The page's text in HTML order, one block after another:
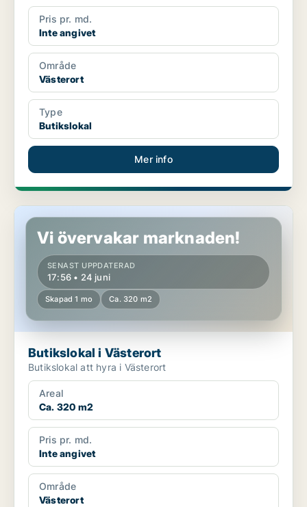
Pris pr. md.
Inte angivet
Område
Västerort
Type
Butikslokal
Mer info
Butikslokal i Västerort
Vi övervakar marknaden!
SENAST UPPDATERAD
17:56 • 24 juni
Skapad 1 mo Ca. 320 m2
Butikslokal i Västerort
Butikslokal att hyra i Västerort
Areal
Ca. 320 m2
Pris pr. md.
Inte angivet
Område
Västerort